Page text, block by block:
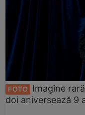
FOTO
Imagine
doi aniversează 9